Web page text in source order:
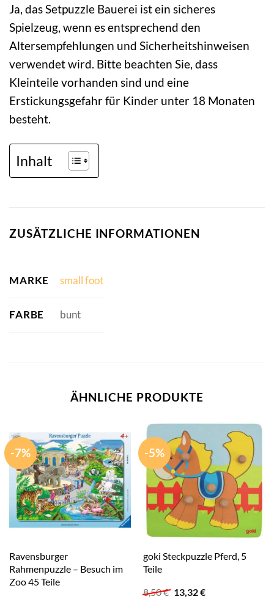
Ja, das Setpuzzle Bauerei ist ein sicheres
Spielzeug, wenn es entsprechend den
Altersempfehlungen und Sicherheitshinweisen
verwendet wird. Bitte beachten Sie, dass
Kleinteile vorhanden sind und eine
Erstickungsgefahr für Kinder unter 18 Monaten
besteht.
Inhalt
ZUSÄTZLICHE INFORMATIONEN
MARKE small foot
FARBE bunt
ÄHNLICHE PRODUKTE
-7%
Ravensburger
Rahmenpuzzle – Besuch im
Zoo 45 Teile
-5%
goki Steckpuzzle Pferd, 5
Teile
8,50€ Ursprünglicher
13,32€Aktueller